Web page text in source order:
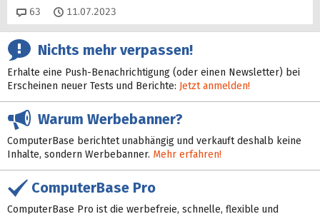
63 Kommentare
11.07.2023
Nichts mehr verpassen!
Erhalte eine Push-Benachrichtigung (oder einen Newsletter) bei
Erscheinen neuer Tests und Berichte: Jetzt anmelden!
Warum Werbebanner?
ComputerBase berichtet unabhängig und verkauft deshalb keine
Inhalte, sondern Werbebanner. Mehr erfahren!
ComputerBase Pro
ComputerBase Pro ist die werbefreie, schnelle, flexible und